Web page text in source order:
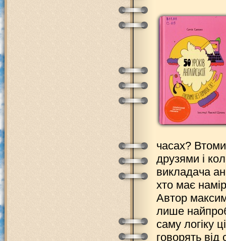
часах?
друзями і
викладача
хто має
Автор
лише
саму логіку
говорять від